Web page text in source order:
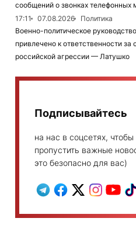
сообщений о звонках телефонных
17:11
07.08.2026
Политика
Военно-политическое
привлечено к ответственности за
российской агрессии — Латушко
Подписывайтесь
на нас в соцсетях, чтобы
пропустить важные
это безопасно для вас)